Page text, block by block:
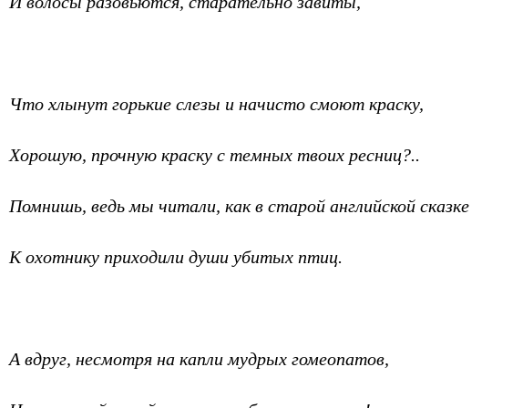
Что хлынут горькие слезы и начисто смоют краску,
Хорошую, прочную краску с темных твоих ресниц?..
Помнишь, ведь мы читали, как в старой английской сказке
К охотнику приходили души убитых птиц.
А вдруг, несмотря на капли мудрых гомеопатов,